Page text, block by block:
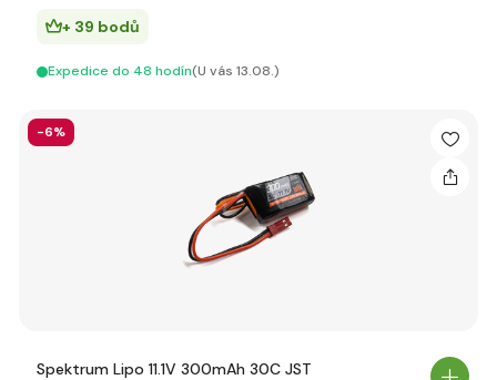
+ 39 bodů
Expedice do 48 hodín(U vás 13.08.)
-6%
Spektrum Lipo 11.1V 300mAh 30C JST